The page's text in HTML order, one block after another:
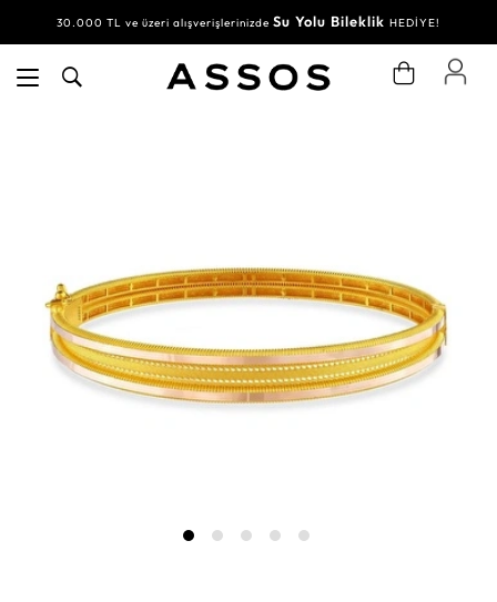
30.000 TL ve üzeri alışverişlerinizde Su Yolu Bileklik HEDİYE!